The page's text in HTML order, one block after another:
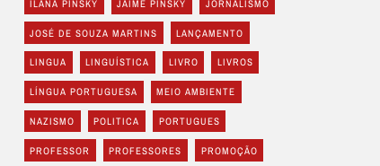
ILANA PINSKY JAIME PINSKY JORNALISMO
JOSÉ DE SOUZA MARTINS LANÇAMENTO
LINGUA LINGUÍSTICA LIVRO LIVROS
LÍNGUA PORTUGUESA MEIO AMBIENTE
NAZISMO POLITICA PORTUGUES
PROFESSOR PROFESSORES PROMOÇÃO